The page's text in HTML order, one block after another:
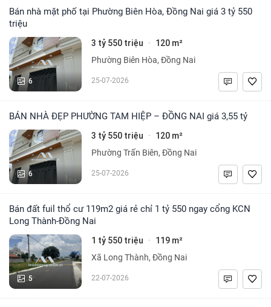
Bán nhà mặt phố tại Phường Biên Hòa, Đồng Nai giá 3 tỷ 550
triệu
6
3 tỷ 550 triệu · 120 m²
Phường Biên Hòa, Đồng Nai
25-07-2026
BÁN NHÀ ĐẸP PHƯỜNG TAM HIỆP – ĐỒNG NAI giá 3,55 tỷ
6
3 tỷ 550 triệu · 120 m²
Phường Trấn Biên, Đồng Nai
25-07-2026
Bán đất fuil thổ cư 119m2 giá rẻ chỉ 1 tỷ 550 ngay cổng KCN
Long Thành-Đồng Nai
5
1 tỷ 550 triệu · 119 m²
Xã Long Thành, Đồng Nai
22-07-2026